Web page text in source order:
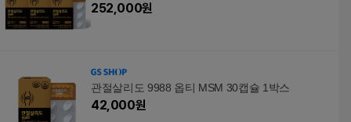
252,000원
관절살리도 9988 옵티 MSM 30캡슐 1박스
42,000원